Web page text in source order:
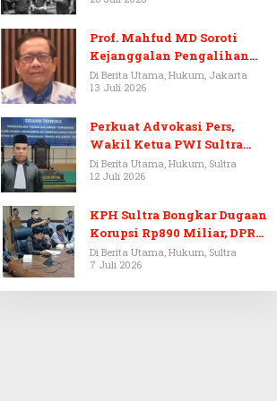
Prof. Mahfud MD Soroti
Kejanggalan Pengalihan
Penyelidikan Tersangka
Febrie Adriansyah
Di Berita Utama, Hukum, Jakarta
13 Juli 2026
Perkuat Advokasi Pers,
Wakil Ketua PWI Sultra
Resmi Dilantik Menjadi
Advokat PERADI
Di Berita Utama, Hukum, Sultra
12 Juli 2026
KPH Sultra Bongkar Dugaan
Korupsi Rp890 Miliar, DPRD
Sultra Gelar RDP
Di Berita Utama, Hukum, Sultra
7 Juli 2026